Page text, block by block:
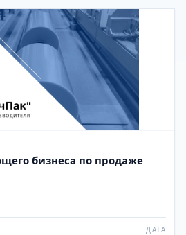
бизнеса по продаже
ДАТА